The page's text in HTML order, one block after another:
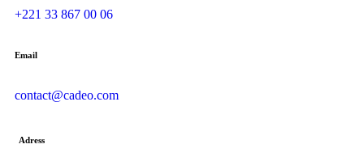
+221 33 867 00 06
Email
contact@cadeo.com
Adress